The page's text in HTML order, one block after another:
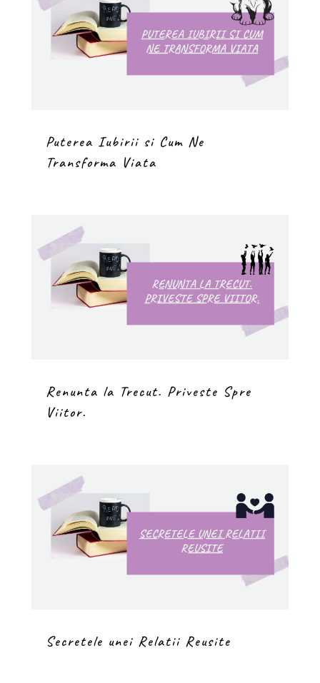
Puterea Iubirii si Cum Ne
Transforma Viata
Renunta la Trecut. Priveste Spre
Viitor.
Secretele unei Relatii Reusite